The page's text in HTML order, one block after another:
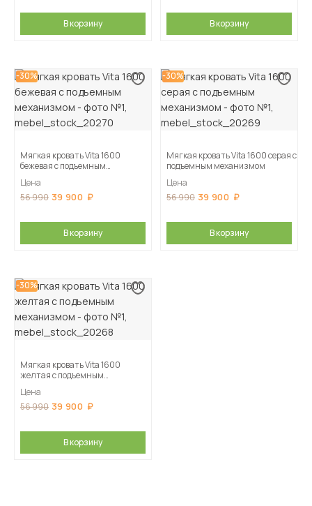
В корзину В корзину
-30%
Мягкая кровать Vita 1600
бежевая с подъемным
Цена
56 990 39 900
В корзину
-30%
Мягкая кровать Vita 1600 серая с
подъемным механизмом
Цена
56 990 39 900
В корзину
-30%
Мягкая кровать Vita 1600
желтая с подъемным
Цена
56 990 39 900
В корзину